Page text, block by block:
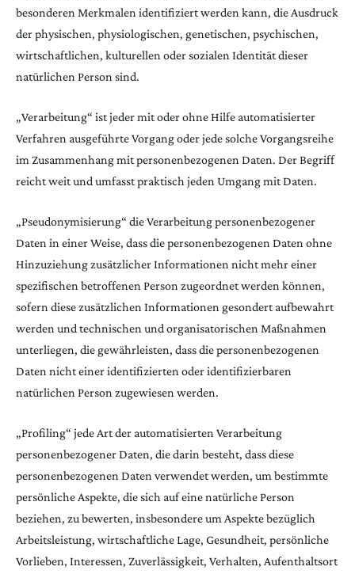
besonderen Merkmalen identifiziert werden kann, die Ausdruck
der physischen, physiologischen, genetischen, psychischen,
wirtschaftlichen, kulturellen oder sozialen Identität dieser
natürlichen Person sind.
„Verarbeitung“ ist jeder mit oder ohne Hilfe automatisierter
Verfahren ausgeführte Vorgang oder jede solche Vorgangsreihe
im Zusammenhang mit personenbezogenen Daten. Der Begriff
reicht weit und umfasst praktisch jeden Umgang mit Daten.
„Pseudonymisierung“ die Verarbeitung personenbezogener
Daten in einer Weise, dass die personenbezogenen Daten ohne
Hinzuziehung zusätzlicher Informationen nicht mehr einer
spezifischen betroffenen Person zugeordnet werden können,
sofern diese zusätzlichen Informationen gesondert aufbewahrt
werden und technischen und organisatorischen Maßnahmen
unterliegen, die gewährleisten, dass die personenbezogenen
Daten nicht einer identifizierten oder identifizierbaren
natürlichen Person zugewiesen werden.
„Profiling“ jede Art der automatisierten Verarbeitung
personenbezogener Daten, die darin besteht, dass diese
personenbezogenen Daten verwendet werden, um bestimmte
persönliche Aspekte, die sich auf eine natürliche Person
beziehen, zu bewerten, insbesondere um Aspekte bezüglich
Arbeitsleistung, wirtschaftliche Lage, Gesundheit, persönliche
Vorlieben, Interessen, Zuverlässigkeit, Verhalten, Aufenthaltsort